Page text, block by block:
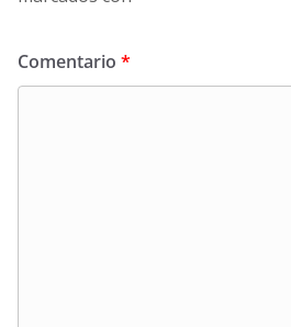
Comentario *